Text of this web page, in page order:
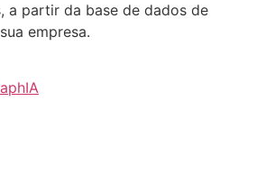
a partir da base de dados de
empresa.